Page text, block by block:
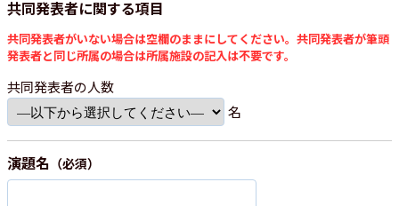
共同発表者に関する項目
共同発表者がいない場合は空欄のままにしてください。共同発表者が筆頭
発表者と同じ所属の場合は所属施設の記入は不要です。
共同発表者の人数
名
演題名 （必須）